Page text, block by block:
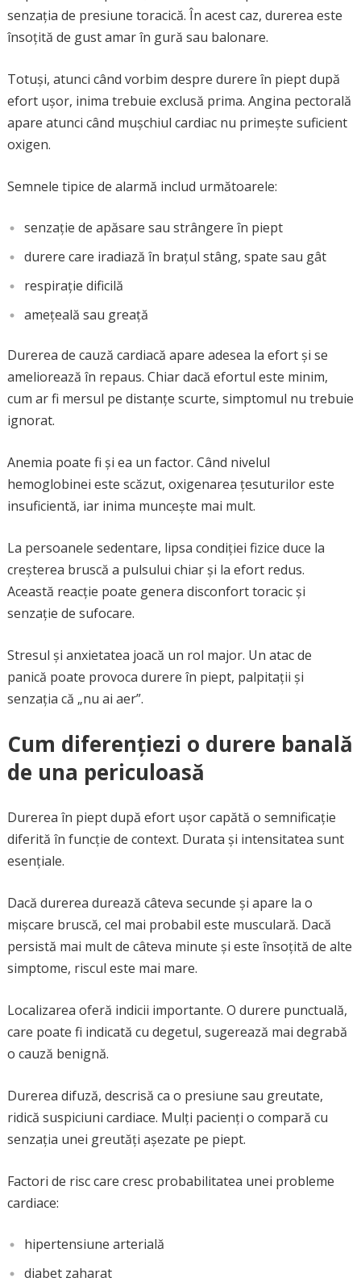
senzația de presiune toracică. În acest caz, durerea este
însoțită de gust amar în gură sau balonare.
Totuși, atunci când vorbim despre durere în piept după
efort ușor, inima trebuie exclusă prima. Angina pectorală
apare atunci când mușchiul cardiac nu primește suficient
oxigen.
Semnele tipice de alarmă includ următoarele:
senzație de apăsare sau strângere în piept
durere care iradiază în brațul stâng, spate sau gât
respirație dificilă
amețeală sau greață
Durerea de cauză cardiacă apare adesea la efort și se
ameliorează în repaus. Chiar dacă efortul este minim,
cum ar fi mersul pe distanțe scurte, simptomul nu trebuie
ignorat.
Anemia poate fi și ea un factor. Când nivelul
hemoglobinei este scăzut, oxigenarea țesuturilor este
insuficientă, iar inima muncește mai mult.
La persoanele sedentare, lipsa condiției fizice duce la
creșterea bruscă a pulsului chiar și la efort redus.
Această reacție poate genera disconfort toracic și
senzație de sufocare.
Stresul și anxietatea joacă un rol major. Un atac de
panică poate provoca durere în piept, palpitații și
senzația că „nu ai aer”.
Cum diferențiezi o durere banală
de una periculoasă
Durerea în piept după efort ușor capătă o semnificație
diferită în funcție de context. Durata și intensitatea sunt
esențiale.
Dacă durerea durează câteva secunde și apare la o
mișcare bruscă, cel mai probabil este musculară. Dacă
persistă mai mult de câteva minute și este însoțită de alte
simptome, riscul este mai mare.
Localizarea oferă indicii importante. O durere punctuală,
care poate fi indicată cu degetul, sugerează mai degrabă
o cauză benignă.
Durerea difuză, descrisă ca o presiune sau greutate,
ridică suspiciuni cardiace. Mulți pacienți o compară cu
senzația unei greutăți așezate pe piept.
Factori de risc care cresc probabilitatea unei probleme
cardiace:
hipertensiune arterială
diabet zaharat